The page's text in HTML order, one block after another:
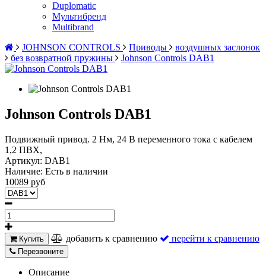
Duplomatic
Мультибренд
Multibrand
JOHNSON CONTROLS
Приводы
воздушных заслонок
без возвратной пружины
Johnson Controls DAB1
Johnson Controls DAB1
Подвижный привод. 2 Нм, 24 В переменного тока с кабелем
1,2 ПВХ,
Артикул: DAB1
Наличие: Есть в наличии
10089 руб
Купить добавить к сравнению перейти к сравнению
Перезвоните
Описание